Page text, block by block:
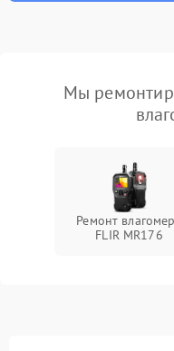
Мы
Ремонт
FLIR MR176